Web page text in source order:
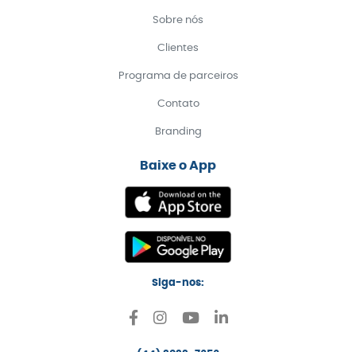
Sobre nós
Clientes
Programa de parceiros
Contato
Branding
Baixe o App
Siga-nos: